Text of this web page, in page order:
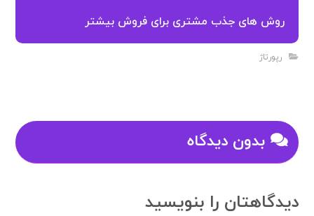
روش های جذب مشتری برای فروش بیشتر
رپورتاژ
بدون دیدگاه
دیدگاهتان را بنویسید